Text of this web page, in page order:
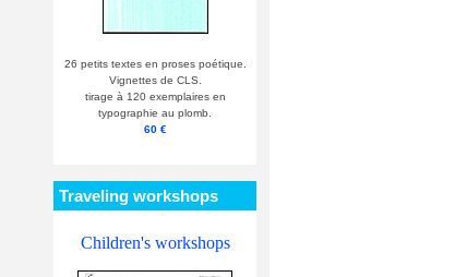
26 petits textes en proses poétique.
Vignettes de CLS.
tirage à 120 exemplaires en
typographie au plomb.
60 €
Traveling workshops
Children's workshops